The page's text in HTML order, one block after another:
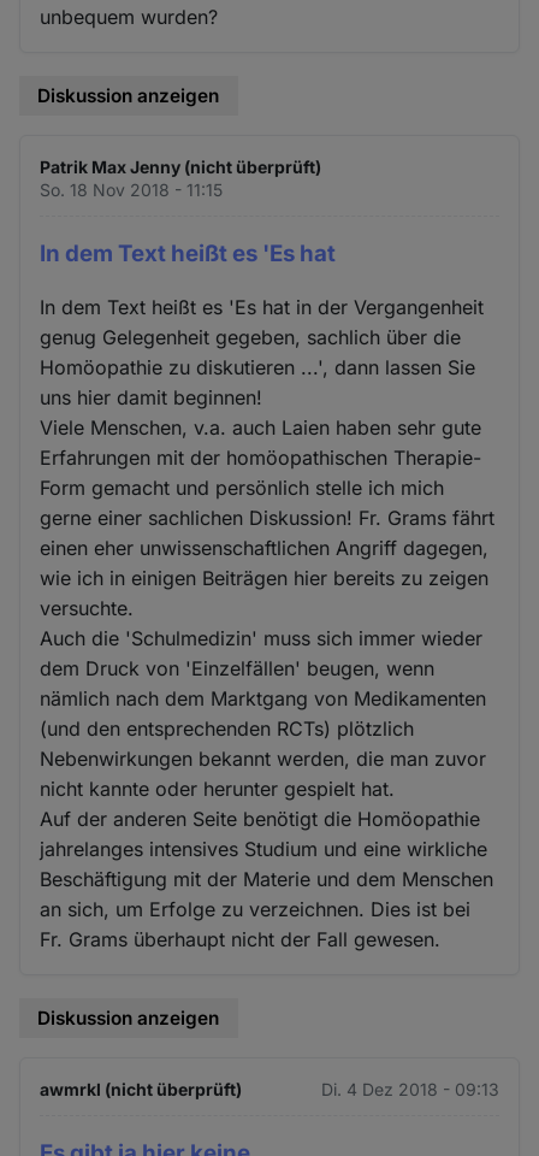
unbequem wurden?
Diskussion anzeigen
Patrik Max Jenny (nicht überprüft)
So. 18 Nov 2018 - 11:15
In dem Text heißt es 'Es hat
In dem Text heißt es 'Es hat in der Vergangenheit
genug Gelegenheit gegeben, sachlich über die
Homöopathie zu diskutieren ...', dann lassen Sie
uns hier damit beginnen!
Viele Menschen, v.a. auch Laien haben sehr gute
Erfahrungen mit der homöopathischen Therapie-
Form gemacht und persönlich stelle ich mich
gerne einer sachlichen Diskussion! Fr. Grams fährt
einen eher unwissenschaftlichen Angriff dagegen,
wie ich in einigen Beiträgen hier bereits zu zeigen
versuchte.
Auch die 'Schulmedizin' muss sich immer wieder
dem Druck von 'Einzelfällen' beugen, wenn
nämlich nach dem Marktgang von Medikamenten
(und den entsprechenden RCTs) plötzlich
Nebenwirkungen bekannt werden, die man zuvor
nicht kannte oder herunter gespielt hat.
Auf der anderen Seite benötigt die Homöopathie
jahrelanges intensives Studium und eine wirkliche
Beschäftigung mit der Materie und dem Menschen
an sich, um Erfolge zu verzeichnen. Dies ist bei
Fr. Grams überhaupt nicht der Fall gewesen.
Diskussion anzeigen
awmrkl (nicht überprüft) Di. 4 Dez 2018 - 09:13